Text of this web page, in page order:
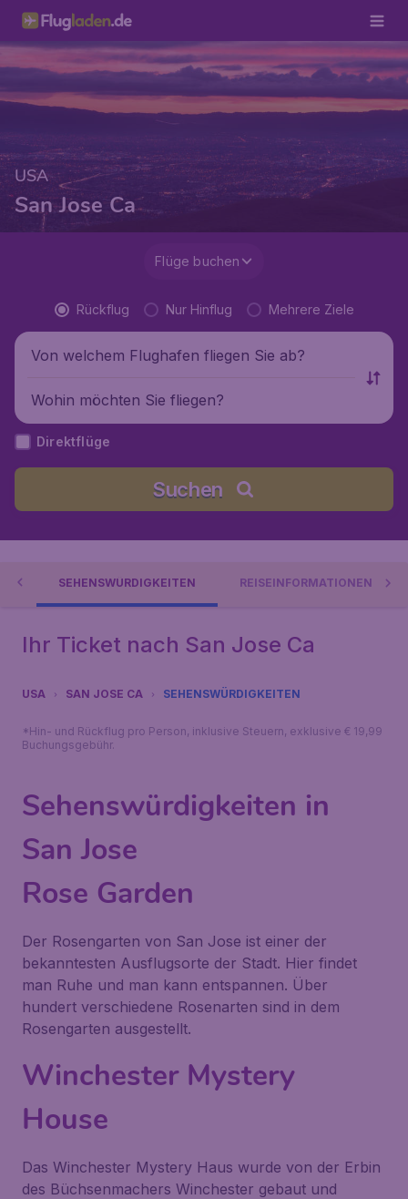
USA
San Jose Ca
Flüge buchen
Rückflug Nur Hinflug Mehrere Ziele
Von welchem Flughafen fliegen Sie ab?
Wohin möchten Sie fliegen?
Direktflüge
Suchen
SEHENSWÜRDIGKEITEN REISEINFORMATIONEN
Ihr Ticket nach San Jose Ca
USA SAN JOSE CA SEHENSWÜRDIGKEITEN
*Hin- und Rückflug pro Person, inklusive Steuern, exklusive € 19,99
Buchungsgebühr.
Sehenswürdigkeiten in
San Jose
Rose Garden
Der Rosengarten von San Jose ist einer der
bekanntesten Ausflugsorte der Stadt. Hier findet
man Ruhe und man kann entspannen. Über
hundert verschiedene Rosenarten sind in dem
Rosengarten ausgestellt.
Winchester Mystery
House
Das Winchester Mystery Haus wurde von der Erbin
des Büchsenmachers Winchester gebaut und